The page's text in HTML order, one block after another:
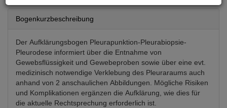
Bogenkurzbeschreibung
Der Aufklärungsbogen Pleurapunktion-Pleurabiopsie-
Pleurodese informiert über die Entnahme von
Gewebsflüssigkeit und Gewebeproben sowie über eine evt.
medizinisch notwendige Verklebung des Pleuraraums auch
anhand von 2 anschaulichen Abbildungen. Mögliche Risiken
und Komplikationen ergänzen die Aufklärung, wie dies für
die aktuelle Rechtsprechung erforderlich ist.